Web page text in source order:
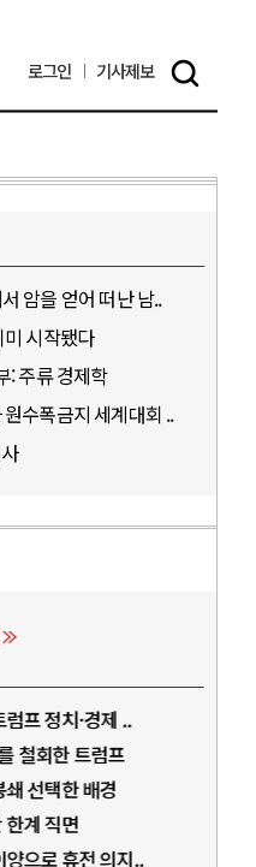
로그인 기사제보
암을 얻어 떠난 남..
시작됐다
: 주류 경제학
수폭금지 세계대회 ..
간
로 글로벌 토큰 시..
고 미국 진보진영 ..
투쟁은 새로운 글로..
: 데이터센터 확산..
주주의를 잠식하고 ..